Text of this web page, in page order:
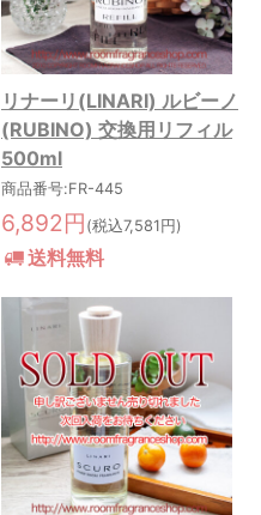
リナーリ(LINARI) ルビーノ
(RUBINO) 交換用リフィル
500ml
商品番号:FR-445
6,892円 (税込7,581円)
送料無料